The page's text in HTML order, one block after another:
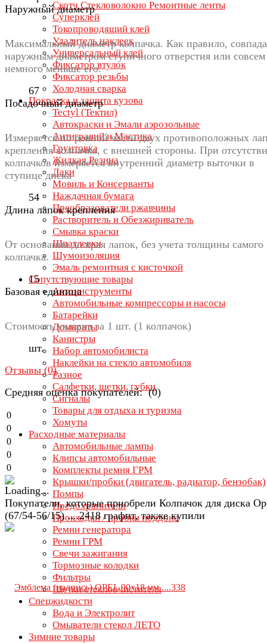
Скотч Стекловолокно Ремонтные ленты
Суперклей
Токопроводящий клей
Удалитель наклеек
Универсальный клей
Фиксатор втулок
Фиксатор резьбы
Холодная сварка
Покраска и защита кузова
Tectyl (Тектил)
Автокраски и Эмали аэрозольные
Антигравий и Мастика
Грунтовка
Жидкая Резина
Лаки
Мовиль и Консерванты
Наждачная бумага
Преобразователи ржавчины
Растворитель и Обезжириватель
Смывка краски
Шпатлевки
Шумоизоляция
Эмаль ремонтная с кисточкой
Сопутствующие товары
Автоинструменты
Автомобильные компрессоры и насосы
Батарейки
Домкраты
Канистры
Набор автомобилиста
Наклейки на стекло автомобиля
Разное
Салфетки, щетки, губки
Сигналы
Товары для отдыха и туризма
Хомуты
Расходные материалы
Автомобильные лампы
Клипсы автомобильные
Комплекты ремня ГРМ
Крышки/пробки (двигатель, радиатор, бензобак)
Помпы
Предохранители
Прокладки / пробки поддона
Ремни генератора
Ремни ГРМ
Свечи зажигания
Тормозные колодки
Фильтры
Щетки стеклоочистителя
Спецжидкости
Вода и Электролит
Омыватели стекол ЛЕТО
Зимние товары
Наружный диаметр
Максимальный диаметр колпачка. Как правило,
наружным диаметром ступичного отверстия или совсем
немного меньше его.
67
Посадочный диаметр
Измеряется по ровной части двух противоположных
крепления колпачка, с внешней стороны. При
колпачков измеряется внутренний диаметр выточки в
ступице диска
54
Длина лапок крепления
От основания до края лапок, без учета толщины самого
колпачка.
15
Базовая единица
Стоимость указана за 1 шт. (1 колпачок)
шт.
Отзывы (0)
Средняя оценка покупателей: (0)
0
0
0
0
0
Покупатели, которые приобрели Колпачок для диска
(67/54-56/15) ....2418 графит, также купили